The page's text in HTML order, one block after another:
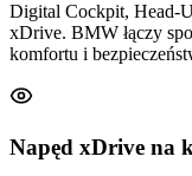
Digital Cockpit, Head-
xDrive. BMW łączy
komfortu i
Napęd xDrive na